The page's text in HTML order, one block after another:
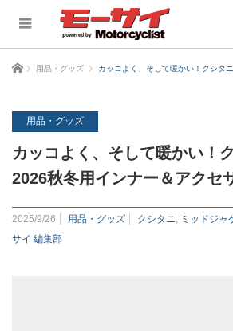
ホーム 用品・グッズ カッコよく、そして暖かい！クシタ
用品・グッズ
カッコよく、そして暖かい！
2026秋冬用インナー＆アクセ
2025/9/26 用品・グッズ クシタニ ミッドジャ
サイ 編集部